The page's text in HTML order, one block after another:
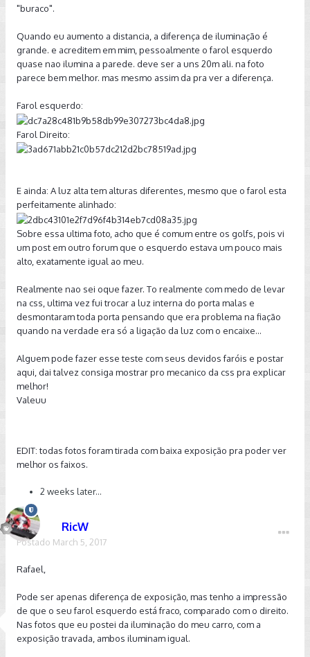
"buraco".
Quando eu aumento a distancia, a diferença de iluminação é
grande. e acreditem em mim, pessoalmente o farol esquerdo
quase nao ilumina a parede. deve ser a uns 20m ali. na foto
parece bem melhor. mas mesmo assim da pra ver a diferença.
Farol esquerdo:
Farol Direito:
E ainda: A luz alta tem alturas diferentes, mesmo que o farol esta
perfeitamente alinhado:
Sobre essa ultima foto, acho que é comum entre os golfs, pois vi
um post em outro forum que o esquerdo estava um pouco mais
alto, exatamente igual ao meu.
Realmente nao sei oque fazer. To realmente com medo de levar
na css, ultima vez fui trocar a luz interna do porta malas e
desmontaram toda porta pensando que era problema na fiação
quando na verdade era só a ligação da luz com o encaixe...
Alguem pode fazer esse teste com seus devidos faróis e postar
aqui, dai talvez consiga mostrar pro mecanico da css pra explicar
melhor!
Valeuu
EDIT: todas fotos foram tirada com baixa exposição pra poder ver
melhor os faixos.
2 weeks later...
RicW
Postado March 5, 2017
Rafael,
Pode ser apenas diferença de exposição, mas tenho a impressão
de que o seu farol esquerdo está fraco, comparado com o direito.
Nas fotos que eu postei da iluminação do meu carro, com a
exposição travada, ambos iluminam igual.